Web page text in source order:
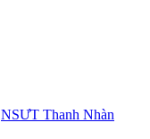
NSƯT Thanh Nhàn